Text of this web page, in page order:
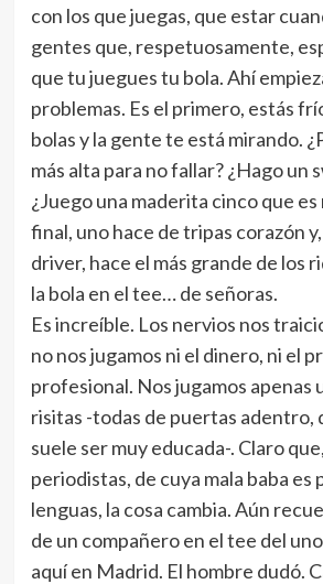
con los que juegas, que estar
gentes que, respetuosamente,
que tu juegues tu bola. Ahí
problemas. Es el primero, estás
bolas y la gente te está mirando.
más alta para no fallar? ¿Hago un
¿Juego una maderita cinco que es
final, uno hace de tripas corazón
driver, hace el más grande de los
la bola en el tee… de señoras.
Es increíble. Los nervios nos
no nos jugamos ni el dinero, ni el
profesional. Nos jugamos apenas
risitas -todas de puertas adentro,
suele ser muy educada-. Claro
periodistas, de cuya mala baba es
lenguas, la cosa cambia. Aún
de un compañero en el tee del
aquí en Madrid. El hombre dudó.